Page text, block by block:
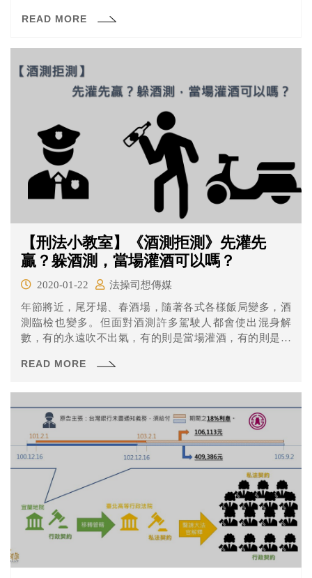
制處分，台北市政府這樣的做法有沒有違法侵害人民受憲
理由是什麼吧！
READ MORE
【刑法小教室】《酒測拒測》先灌先
贏？躲酒測，當場灌酒可以嗎？
2020-01-22
法操司想傳媒
年節將近，尾牙場、春酒場，隨著各式各樣飯局變多，酒
測臨檢也變多。但面對酒測許多駕駛人都會使出混身解
數，有的永遠吹不出氣，有的則是當場灌酒，有的則是將
READ MORE